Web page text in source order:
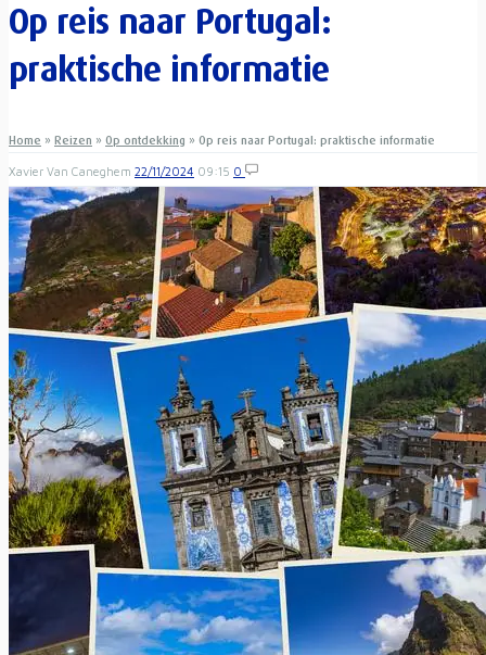
Op reis naar Portugal:
praktische informatie
Home » Reizen » Op ontdekking » Op reis naar Portugal: praktische informatie
Xavier Van Caneghem 22/11/2024 09:15 0